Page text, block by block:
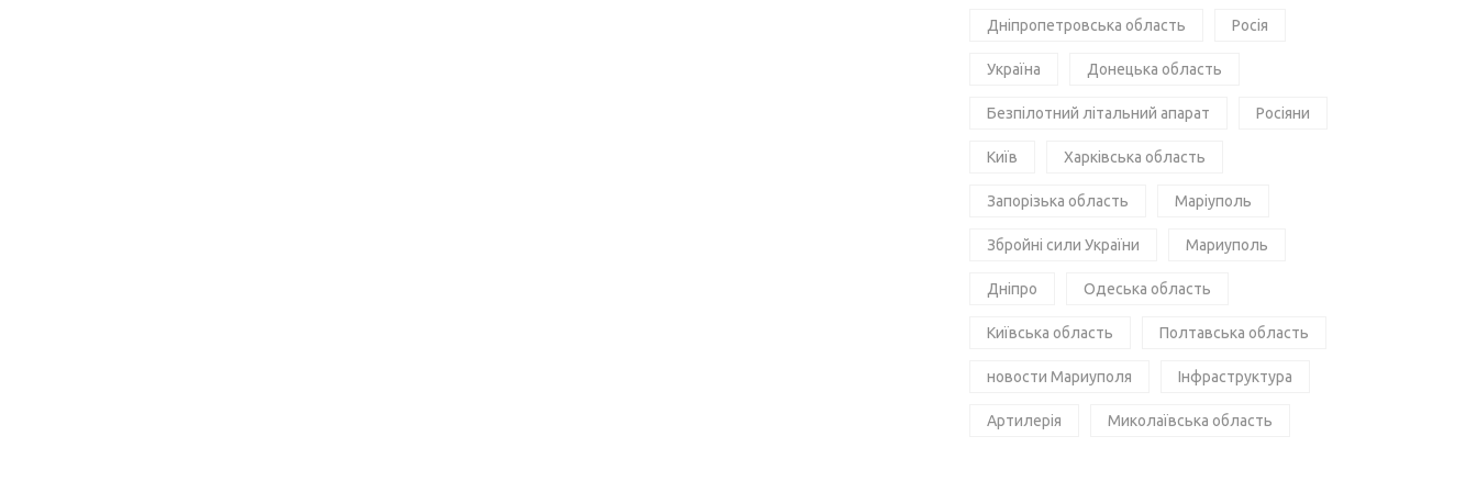
Дніпропетровська область Росія
Україна Донецька область
Безпілотний літальний апарат Росіяни
Київ Харківська область
Запорізька область Маріуполь
Збройні сили України Мариуполь
Дніпро Одеська область
Київська область Полтавська область
новости Мариуполя Інфраструктура
Артилерія Миколаївська область